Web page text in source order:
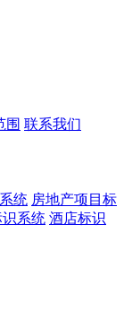
围 联系我们
统 房地产项目标
系统 酒店标识